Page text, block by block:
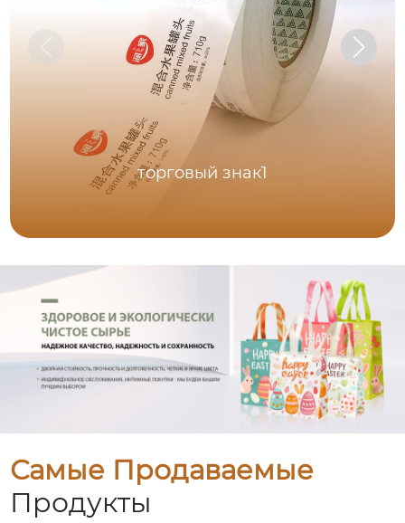
торговый знак1
Самые Продаваемые
Продукты